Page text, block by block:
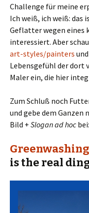
Challenge für meine
Ich weiß, ich weiß: das
Geflatter wegen eines
interessiert. Aber
art-styles/painters
Lebensgefühl der dort
Maler ein, die hier
Zum Schluß noch
und gebe dem
Bild + Slogan ad hoc bei:
Greenwashing
isthe real